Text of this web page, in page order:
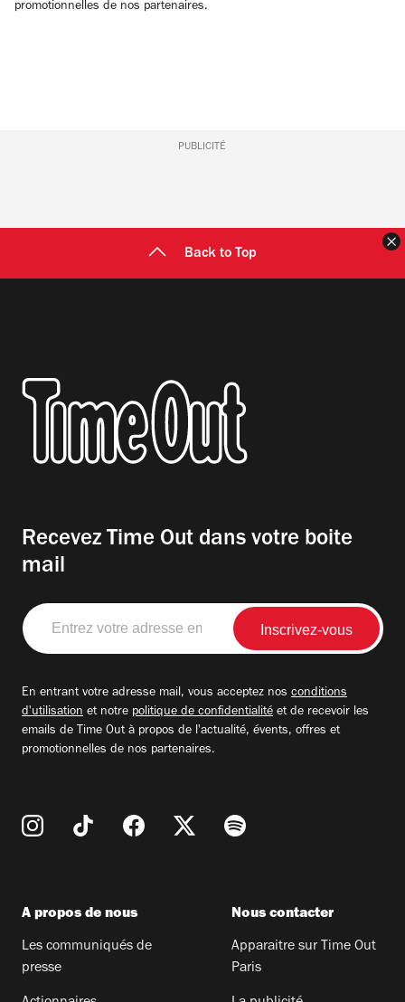
promotionnelles de nos partenaires.
PUBLICITÉ
Back to Top
Recevez Time Out dans votre boite
mail
Entrez
votre
adresse
En entrant votre adresse mail, vous acceptez nos conditions
d'utilisation et notre politique de confidentialité et de recevoir les
emails de Time Out à propos de l'actualité, évents, offres et
promotionnelles de nos partenaires.
A propos de nous
Les communiqués de
presse
Nous contacter
Apparaitre sur Time Out
Paris